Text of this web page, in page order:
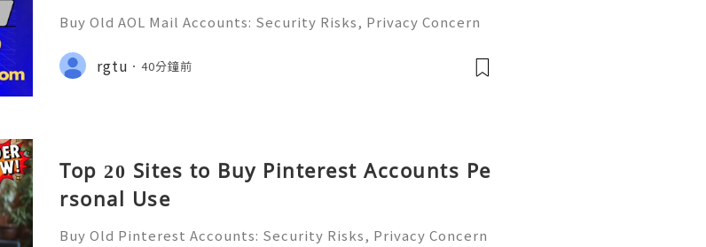
Buy Old AOL Mail Accounts: Security Risks, Privacy Concern
2026 🚪🚀💬📞📩 We’re always ready to help you 24/7! 😊💯🔥
💼⏰📩🌟🌐✨ We are available on
rgtu 40分鐘前
Top 20 Sites to Buy Pinterest Accounts Pe
rsonal Use
Buy Old Pinterest Accounts: Security Risks, Privacy Concern